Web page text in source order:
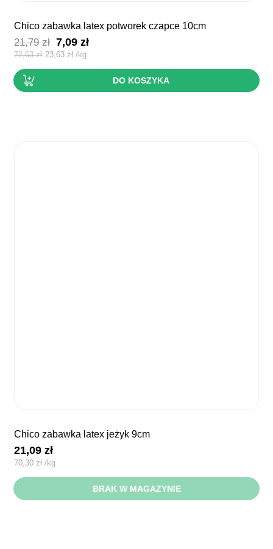
chico zabawka latex potworek czapce 10cm
21,79zł Pierwotna
cena
wynosiła:
7,09złAktualna
wynosi:
7,09 zł.
72,63zł 23,63zł /kg
DO KOSZYKA
chico zabawka latex jeżyk 9cm
21,09zł
70,30zł /kg
BRAK W MAGAZYNIE